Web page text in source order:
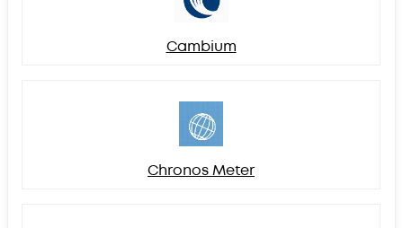
Cambium
Chronos Meter